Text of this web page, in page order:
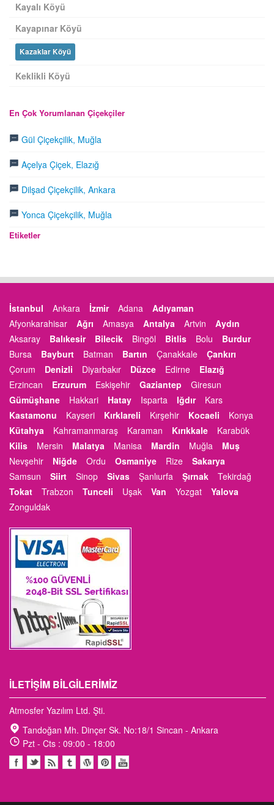
Kayalı Köyü
Kayapınar Köyü
Kazaklar Köyü
Keklikli Köyü
En Çok Yorumlanan Çiçekçiler
Gül Çiçekçilik, Muğla
Açelya Çiçek, Elazığ
Dilşad Çiçekçilik, Ankara
Yonca Çiçekçilik, Muğla
Etiketler
İstanbul Ankara İzmir Adana
Adıyaman
Afyonkarahisar
Ağrı Amasya Antalya Artvin
Aydın
Aksaray
Balıkesir Bilecik Bingöl Bitlis Bolu
Burdur
Bursa
Bayburt Batman Bartın Çanakkale
Çankırı
Çorum
Denizli Diyarbakır Düzce Edirne
Elazığ
Erzincan
Erzurum Eskişehir Gaziantep
Giresun
Gümüşhane
Hakkari Hatay Isparta Iğdır
Kars
Kastamonu
Kayseri Kırklareli Kırşehir Kocaeli
Konya
Kütahya
Kahramanmaraş Karaman Kırıkkale
Karabük
Kilis
Mersin Malatya Manisa Mardin Muğla
Muş
Nevşehir
Niğde Ordu Osmaniye Rize
Sakarya
Samsun
Siirt Sinop Sivas Şanlıurfa Şırnak
Tekirdağ
Tokat
Trabzon Tunceli Uşak Van Yozgat
Yalova
Zonguldak
İLETIŞIM BILGILERIMIZ
Atmosfer Yazılım Ltd. Şti.
Tandoğan Mh. Dinçer Sk. No:18/1 Sincan - Ankara
Pzt - Cts : 09:00 - 18:00